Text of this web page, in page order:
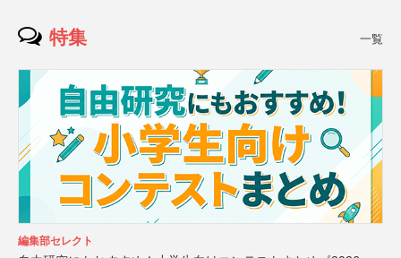
特集 一覧
編集部セレクト